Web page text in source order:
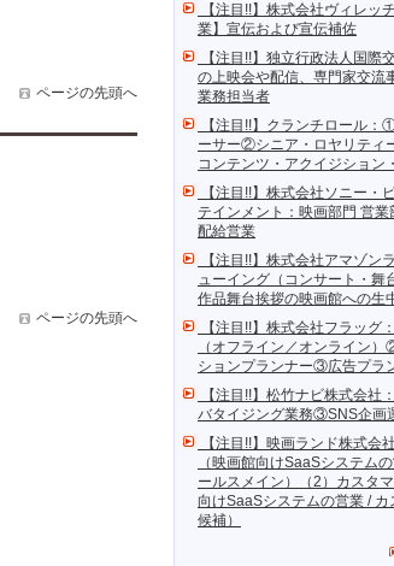
【注目!!】株式会社ヴィレッ
業】宣伝および宣伝補佐
【注目!!】独立行政法人国際
の上映会や配信、専門家交流
業務担当者
【注目!!】クランチロール：
ーサー②シニア・ロヤリティ
コンテンツ・アクイジション
【注目!!】株式会社ソニー・
テインメント：映画部門 営
配給営業
【注目!!】株式会社アマゾン
ューイング（コンサート・舞
作品舞台挨拶の映画館への生
【注目!!】株式会社フラッグ
（オフライン／オンライン
ションプランナー③広告プラ
【注目!!】松竹ナビ株式会
バタイジング業務③SNS企画
【注目!!】映画ランド株式会
（映画館向けSaaSシステム
ールスメイン）（2）カスタ
向けSaaSシステムの営業 /
候補）
ページの先頭へ
ページの先頭へ